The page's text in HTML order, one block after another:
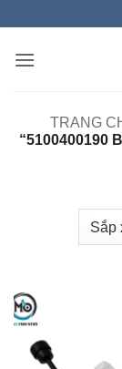
nội
TRANG
“5100400190